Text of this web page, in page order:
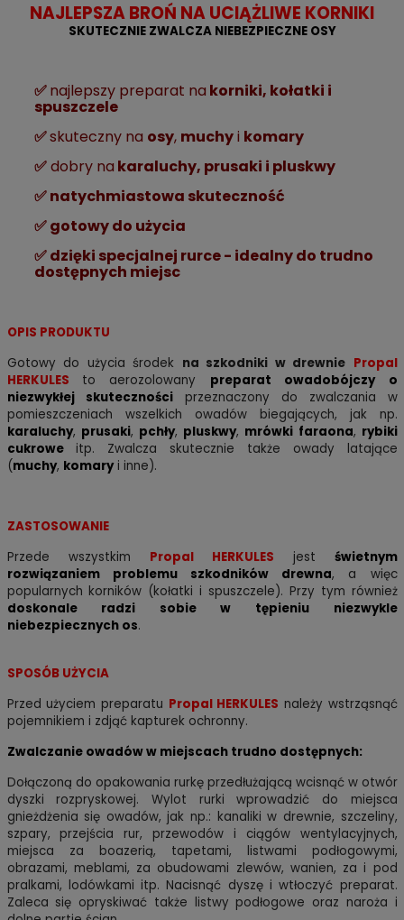
NAJLEPSZA BROŃ NA UCIĄŻLIWE KORNIKI
SKUTECZNIE ZWALCZA NIEBEZPIECZNE OSY
✅najlepszy preparat na korniki, kołatki i
spuszczele
✅skuteczny na osy, muchyi komary
✅dobry na karaluchy, prusaki i pluskwy
✅natychmiastowa skuteczność
✅gotowy do użycia
✅ dzięki specjalnej rurce - idealnydo trudno
dostępnych miejsc
OPIS PRODUKTU
Gotowy do użycia środek na szkodniki w drewnie Propal
HERKULES to aerozolowany preparat owadobójczy o
niezwykłej skutecznościprzeznaczony do zwalczania w
pomieszczeniach wszelkich owadów biegających, jak np.
karaluchy, prusaki, pchły, pluskwy, mrówki faraona, rybiki
cukroweitp. Zwalcza skutecznie także owady latające
(muchy, komaryi inne).
ZASTOSOWANIE
Przede wszystkim Propal HERKULES jest świetnym
rozwiązaniem problemu szkodników drewna, a więc
popularnych korników (kołatki i spuszczele). Przy tym również
doskonale radzi sobie w tępieniu niezwykle
niebezpiecznych os.
SPOSÓB UŻYCIA
Przed użyciem preparatu Propal HERKULES należy wstrząsnąć
pojemnikiem i zdjąć kapturek ochronny.
Zwalczanie owadów w miejscach trudno dostępnych:
Dołączoną do opakowania rurkę przedłużającą wcisnąć w otwór
dyszki rozpryskowej. Wylot rurki wprowadzić do miejsca
gnieżdżenia się owadów, jak np.: kanaliki w drewnie, szczeliny,
szpary, przejścia rur, przewodów i ciągów wentylacyjnych,
miejsca za boazerią, tapetami, listwami podłogowymi,
obrazami, meblami, za obudowami zlewów, wanien, za i pod
pralkami, lodówkami itp. Nacisnąć dyszę i wtłoczyć preparat.
Zaleca się opryskiwać także listwy podłogowe oraz naroża i